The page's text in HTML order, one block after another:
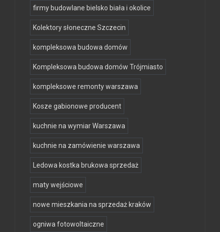
firmy budowlane bielsko biała i okolice
Kolektory słoneczne Szczecin
kompleksowa budowa domów
Kompleksowa budowa domów Trójmiasto
kompleksowe remonty warszawa
Kosze gabionowe producent
kuchnie na wymiar Warszawa
kuchnie na zamówienie warszawa
Ledowa kostka brukowa sprzedaż
maty wejściowe
nowe mieszkania na sprzedaż kraków
ogniwa fotowoltaiczne